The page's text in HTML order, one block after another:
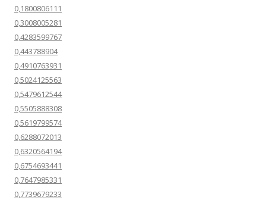
0,1800806111
0,3008005281
0,4283599767
0,443788904
0,4910763931
0,5024125563
0,5479612544
0,5505888308
0,5619799574
0,6288072013
0,6320564194
0,6754693441
0,7647985331
0,7739679233